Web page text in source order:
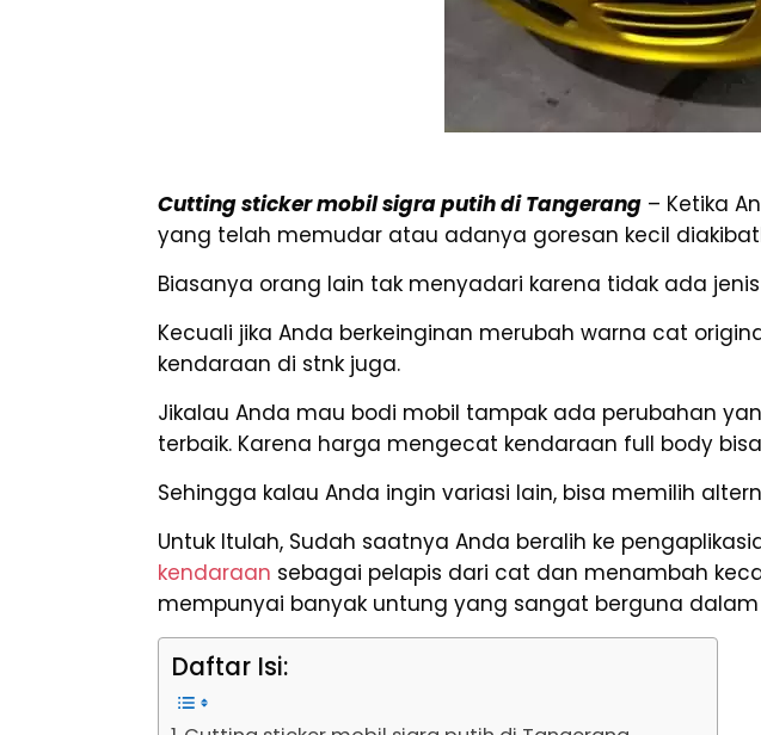
Cutting sticker mobil sigra putih di Tangerang – Ketika
yang telah memudar atau adanya goresan kecil
Biasanya orang lain tak menyadari karena tidak ada
Kecuali jika Anda berkeinginan merubah warna cat
kendaraan di stnk juga.
Jikalau Anda mau bodi mobil tampak ada perubahan
terbaik. Karena harga mengecat kendaraan full body
Sehingga kalau Anda ingin variasi lain, bisa memilih
Untuk Itulah, Sudah saatnya Anda beralih ke
kendaraan sebagai pelapis dari cat dan menambah
mempunyai banyak untung yang sangat berguna
Daftar Isi: